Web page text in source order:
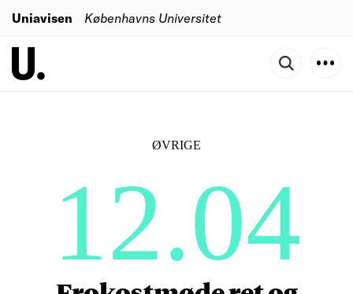
Uniavisen Københavns Universitet
ØVRIGE
12.04